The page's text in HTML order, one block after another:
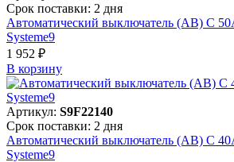
Срок поставки: 2 дня
Автоматический выключатель (АВ) C
Systeme9
1 952 ₽
В корзинy
Артикул: S9F22140
Срок поставки: 2 дня
Автоматический выключатель (АВ) C
Systeme9